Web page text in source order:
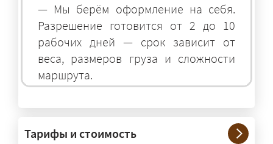
— Мы берём оформление на себя.
Разрешение готовится от 2 до 10
рабочих дней — срок зависит от
веса, размеров груза и сложности
маршрута.
Тарифы и стоимость